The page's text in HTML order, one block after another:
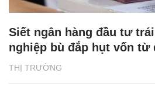
THỊ TRƯỜNG
Siết ngân hàng đầu tư
nghiệp bù đắp hụt vốn từ